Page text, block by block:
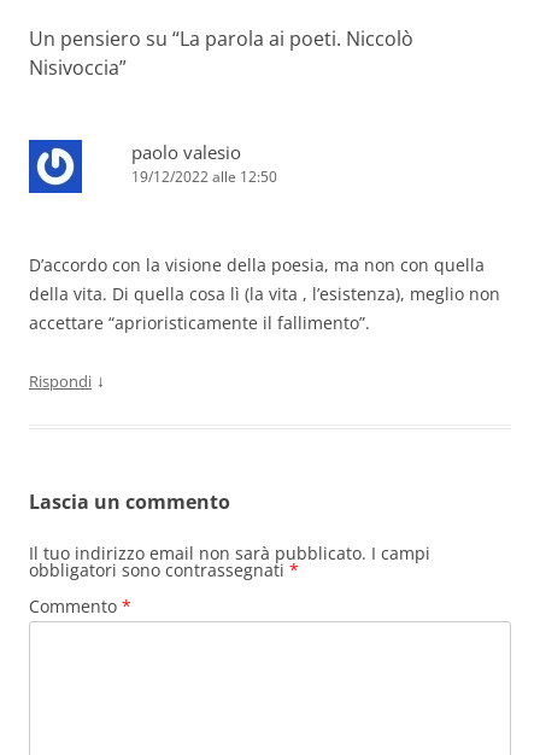
Un pensiero su “La parola ai poeti. Niccolò
Nisivoccia”
paolo valesio
19/12/2022 alle 12:50
D’accordo con la visione della poesia, ma non con quella
della vita. Di quella cosa lì (la vita , l’esistenza), meglio non
accettare “aprioristicamente il fallimento”.
Rispondi ↓
Lascia un commento
Il tuo indirizzo email non sarà pubblicato. I campi
obbligatori sono contrassegnati *
Commento *